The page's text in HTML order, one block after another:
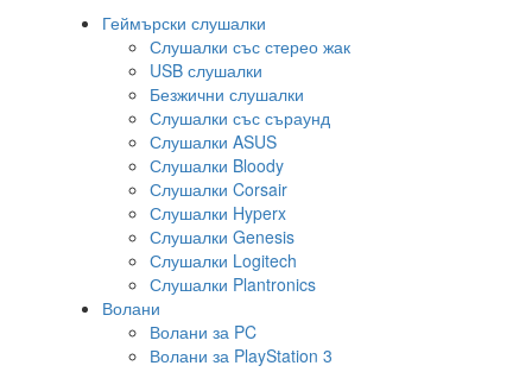
Геймърски слушалки
Слушалки със стерео жак
USB слушалки
Безжични слушалки
Слушалки със съраунд
Слушалки ASUS
Слушалки Bloody
Слушалки Corsair
Слушалки Hyperx
Слушалки Genesis
Слушалки Logitech
Слушалки Plantronics
Волани
Волани за PC
Волани за PlayStation 3